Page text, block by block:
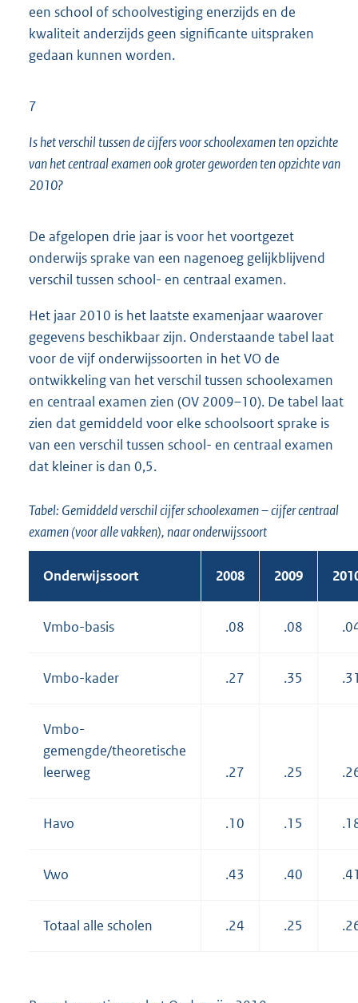
een school of schoolvestiging enerzijds en de
kwaliteit anderzijds geen significante uitspraken
gedaan kunnen worden.
7
Is het verschil tussen de cijfers voor schoolexamen ten opzichte
van het centraal examen ook groter geworden ten opzichte van
2010?
De afgelopen drie jaar is voor het voortgezet
onderwijs sprake van een nagenoeg gelijkblijvend
verschil tussen school- en centraal examen.
Het jaar 2010 is het laatste examenjaar waarover
gegevens beschikbaar zijn. Onderstaande tabel laat
voor de vijf onderwijssoorten in het VO de
ontwikkeling van het verschil tussen schoolexamen
en centraal examen zien (OV 2009–10). De tabel laat
zien dat gemiddeld voor elke schoolsoort sprake is
van een verschil tussen school- en centraal examen
dat kleiner is dan 0,5.
Tabel: Gemiddeld verschil cijfer schoolexamen – cijfer centraal
examen (voor alle vakken), naar onderwijssoort
Onderwijssoort 2008 2009
Vmbo-basis .08 .08
Vmbo-kader .27 .35
Vmbo-
gemengde/theoretische
leerweg
.27 .25
Havo .10 .15
Vwo .43 .40
Totaal alle scholen .24 .25